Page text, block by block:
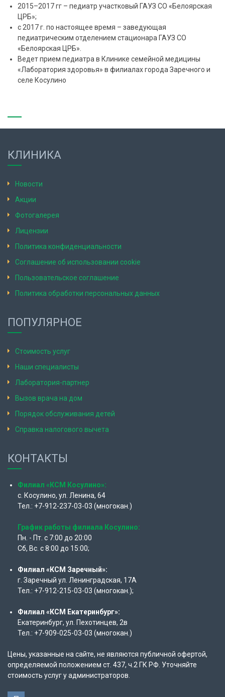
2015–2017 гг – педиатр участковый ГАУЗ СО «Белоярская
ЦРБ»;
с 2017 г. по настоящее время – заведующая
педиатрическим отделением стационара ГАУЗ СО
«Белоярская ЦРБ».
Ведет прием педиатра в Клинике семейной медицины
«Лаборатория здоровья» в филиалах города Заречного и
селе Косулино
КЛИНИКА
Новости
Акции
Фотогалерея
Лицензии
Политика конфиденциальности
Соглашение об использовании cookie
Пользовательское соглашение
Политика обработки персональных данных
ПОПУЛЯРНОЕ
Стоимость услуг
Наши специалисты
Лаборатория-партнер
Вызов врача на дом
Порядок обслуживания детей
Справка налогового вычета
КОНТАКТЫ
Филиал «КСМ Косулино»:
с. Косулино, ул. Ленина, 64
Тел.: +7-912-237-03-03 (многокан.)
График работы филиала Косулино:
Пн. - Пт. с 7:00 до 20:00
Сб, Вс. с 8:00 до 15:00;
Филиал «КСМ Заречный»:
г. Заречный ул. Ленинградская, 17А
Тел.: +7-912-215-03-03 (многокан.);
Филиал «КСМ Екатеринбург»:
Екатеринбург, ул. Пехотинцев, 2в
Тел.: +7-909-025-03-03 (многокан.)
Цены, указанные на сайте, не являются публичной офертой,
определяемой положением ст. 437, ч.2 ГК РФ. Уточняйте
стоимость услуг у администраторов.